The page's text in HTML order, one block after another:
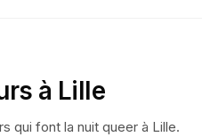
à Lille
qui font la nuit queer à Lille.